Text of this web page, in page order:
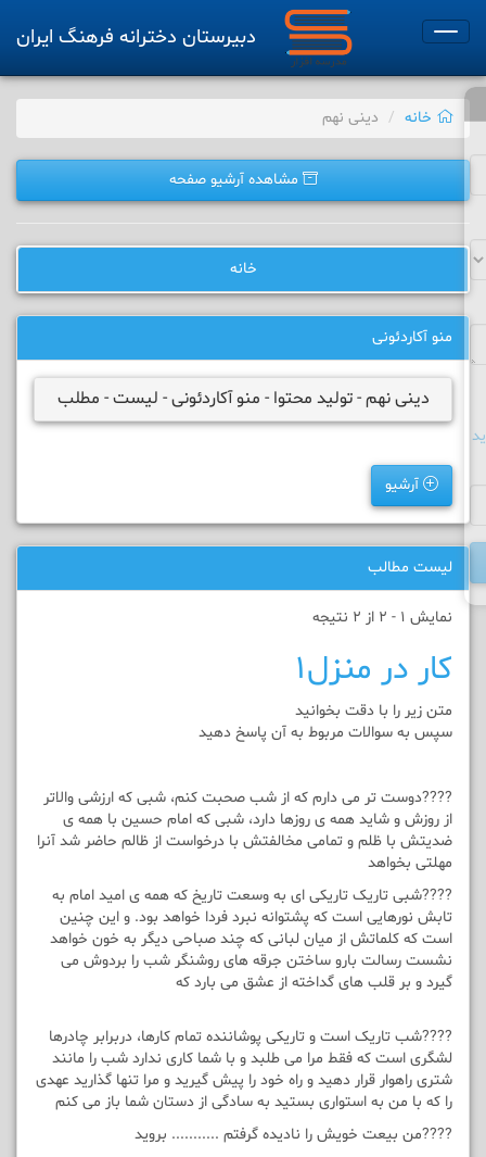
Toggle
دبیرستان دخترانه فرهنگ ایران
خانه دینی نهم
مشاهده آرشیو صفحه
خانه
منو آکاردئونی
دینی نهم - تولید محتوا - منو آکاردئونی - لیست - مطلب
آرشیو
لیست مطالب
نمایش 1 - 2 از 2 نتیجه
کار در منزل۱
متن زیر را با دقت بخوانید
سپس به سوالات مربوط به آن پاسخ دهید
????دوست تر می دارم که از شب صحبت کنم، شبی که ارزشی والاتر
از روزش و شاید همه ی روزها دارد، شبی که امام حسین با همه ی
ضدیتش با ظلم و تمامی مخالفتش با درخواست از ظالم حاضر شد آنرا
مهلتی بخواهد
????شبی تاریک تاریکی ای به وسعت تاریخ که همه ی امید امام به
تابش نورهایی است که پشتوانه نبرد فردا خواهد بود. و این چنین
است که کلماتش از میان لبانی که چند صباحی دیگر به خون خواهد
نشست رسالت بارو ساختن جرقه های روشنگر شب را بردوش می
گیرد و بر قلب های گداخته از عشق می بارد که
????شب تاریک است و تاریکی پوشاننده تمام کارها، دربرابر چادرها
لشگری است که فقط مرا می طلبد و با شما کاری ندارد شب را مانند
شتری راهوار قرار دهید و راه خود را پیش گیرید و مرا تنها گذارید عهدی
را که با من به استواری بستید به سادگی از دستان شما باز می کنم
????من بیعت خویش را نادیده گرفتم ........... بروید